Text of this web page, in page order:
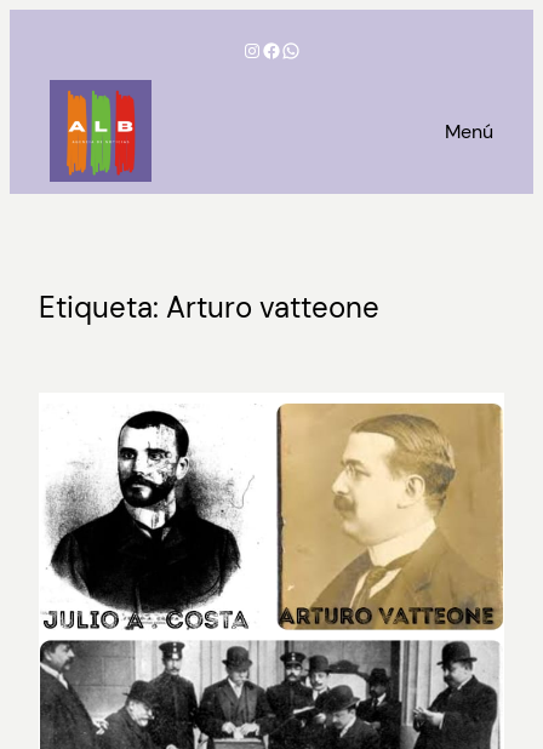
contenido
Instagram
Facebook
WhatsApp
Menú
Etiqueta: Arturo vatteone